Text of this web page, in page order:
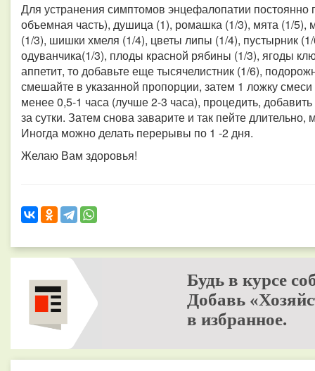
Для устранения симптомов энцефалопатии постоянно
объемная часть), душица (1), ромашка (1/3), мята (1/5),
(1/3), шишки хмеля (1/4), цветы липы (1/4), пустырник
одуванчика(1/3), плоды красной рябины (1/3), ягоды
аппетит, то добавьте еще тысячелистник (1/6),
смешайте в указанной пропорции, затем 1 ложку
менее 0,5-1 часа (лучше 2-3 часа), процедить,
за сутки. Затем снова заварите и так пейте
Иногда можно делать перерывы по 1 -2 дня.
Желаю Вам здоровья!
Будь в курсе
Добавь
в избранное.